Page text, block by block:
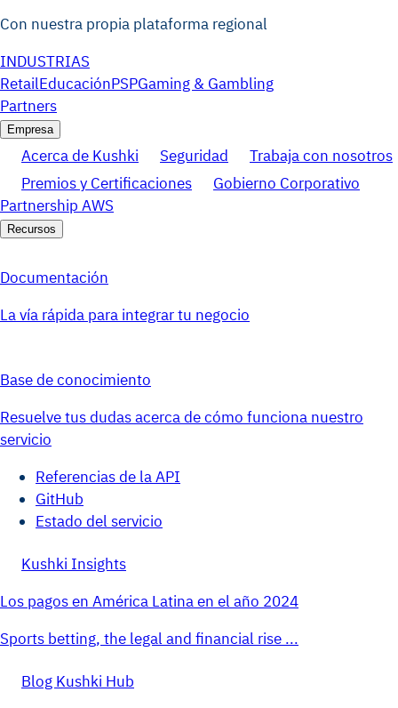
Con nuestra propia plataforma regional
INDUSTRIAS
RetailEducaciónPSPGaming & Gambling
Partners
Empresa
Acerca de Kushki Seguridad
Trabaja con nosotros
Premios y Certificaciones
Gobierno Corporativo
Partnership AWS
Recursos
Documentación
La vía rápida para integrar tu negocio
Base de conocimiento
Resuelve tus dudas acerca de cómo funciona nuestro
servicio
Referencias de la API
GitHub
Estado del servicio
Kushki Insights
Los pagos en América Latina en el año 2024
Sports betting, the legal and financial rise ...
Blog Kushki Hub